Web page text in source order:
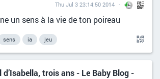
Thu Jul 3 23:14:50 2014
un sens à la vie de ton poireau
sens ia jeu
d’Isabella, trois ans - Le Baby Blog -